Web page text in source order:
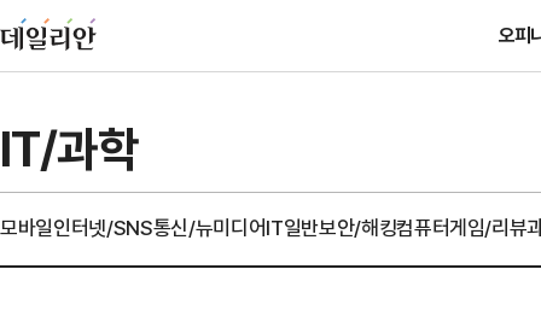
오피
IT/과학
모바일인터넷/SNS통신/뉴미디어IT일반보안/해킹컴퓨터게임/리뷰